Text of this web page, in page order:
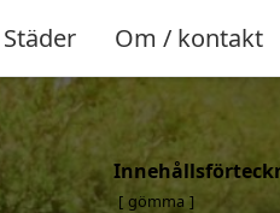
Städer Om / kontakt
gömma